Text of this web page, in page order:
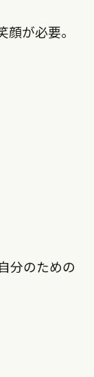
が必要。
分のための